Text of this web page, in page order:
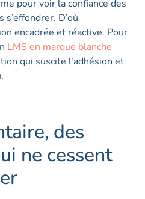
pour voir la confiance des
D’où
encadrée et réactive. Pour
LMS en marque blanche
qui suscite l’adhésion et
des
ne cessent